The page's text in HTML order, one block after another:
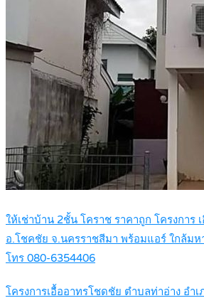
ให้เช่าบ้าน 2ชั้น โคราช ราคาถูก โครงการ
อ.โชคชัย จ.นครราชสีมา พร้อมแอร์ ใกล้ม
โทร 080-6354406
โครงการเอื้ออาทรโชดชัย ตำบลท่าอ่าง อำ